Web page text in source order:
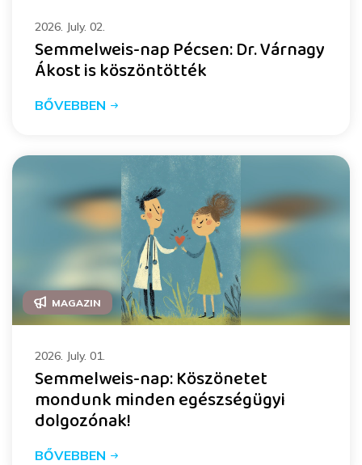
2026. July. 02.
Semmelweis-nap Pécsen: Dr. Várnagy
Ákost is köszöntötték
BŐVEBBEN
MAGAZIN
2026. July. 01.
Semmelweis-nap: Köszönetet
mondunk minden egészségügyi
dolgozónak!
BŐVEBBEN